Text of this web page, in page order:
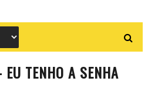
TENHO A SENHA